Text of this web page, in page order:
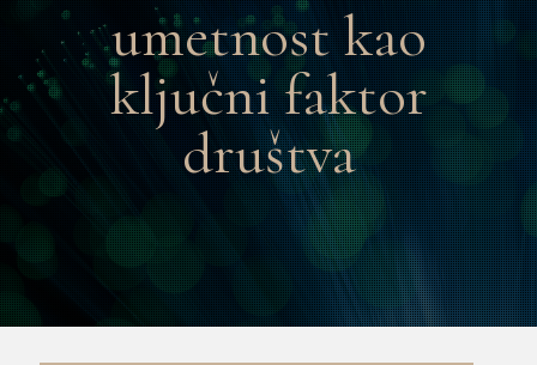
umetnost kao
ključni faktor
društva